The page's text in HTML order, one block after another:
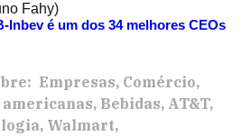
Fahy)
Inbev é um dos 34 melhores CEOs
Empresas Comércio
Bebidas AT&T
Walmart